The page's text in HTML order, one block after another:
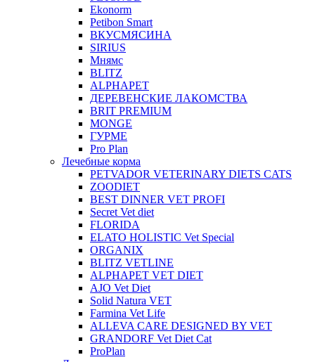
Ekonorm
Petibon Smart
ВКУСМЯСИНА
SIRIUS
Мнямс
BLITZ
ALPHAPET
ДЕРЕВЕНСКИЕ ЛАКОМСТВА
BRIT PREMIUM
MONGE
ГУРМЕ
Pro Plan
Лечебные корма
PETVADOR VETERINARY DIETS CATS
ZOODIET
BEST DINNER VET PROFI
Secret Vet diet
FLORIDA
ELATO HOLISTIC Vet Special
ORGANIX
BLITZ VETLINE
ALPHAPET VET DIET
AJO Vet Diet
Solid Natura VET
Farmina Vet Life
ALLEVA CARE DESIGNED BY VET
GRANDORF Vet Diet Cat
ProPlan